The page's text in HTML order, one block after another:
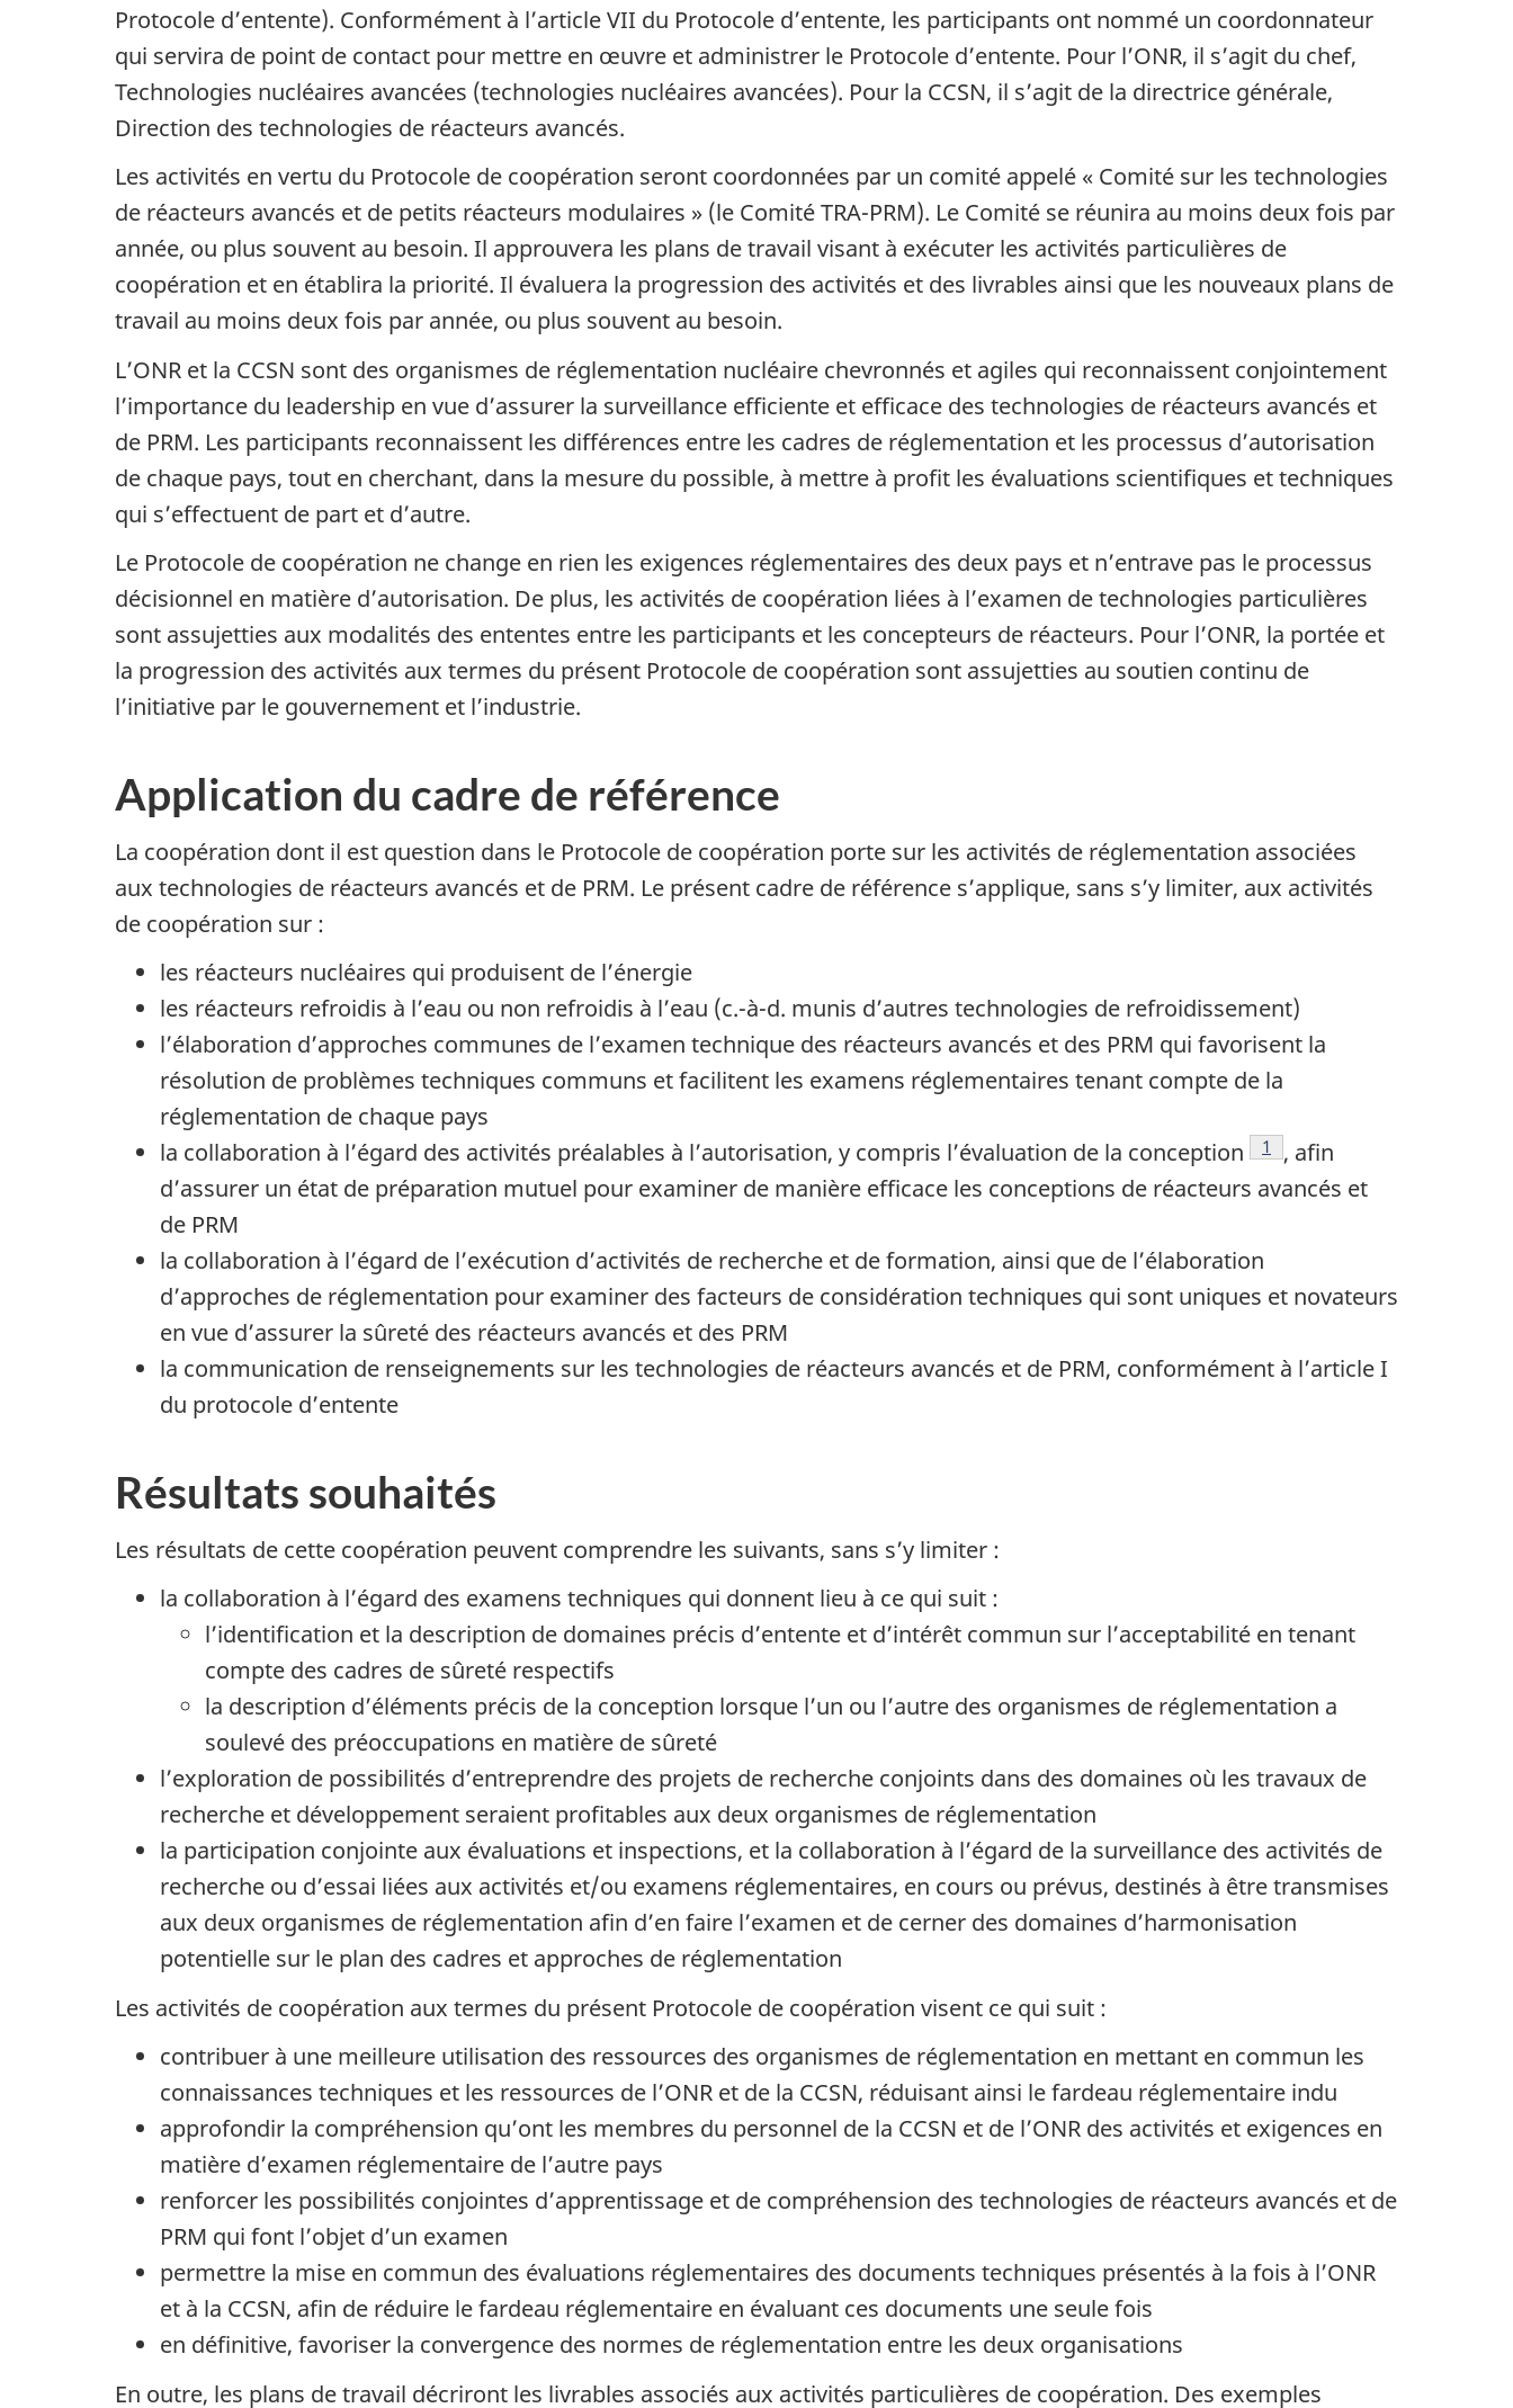
Protocole d’entente). Conformément à l’article VII du Protocole d’entente, les participants ont nommé un coordonnateur
qui servira de point de contact pour mettre en œuvre et administrer le Protocole d’entente. Pour l’ONR, il s’agit du chef,
Technologies nucléaires avancées (technologies nucléaires avancées). Pour la CCSN, il s’agit de la directrice générale,
Direction des technologies de réacteurs avancés.
Les activités en vertu du Protocole de coopération seront coordonnées par un comité appelé « Comité sur les technologies
de réacteurs avancés et de petits réacteurs modulaires » (le Comité TRA-PRM). Le Comité se réunira au moins deux fois par
année, ou plus souvent au besoin. Il approuvera les plans de travail visant à exécuter les activités particulières de
coopération et en établira la priorité. Il évaluera la progression des activités et des livrables ainsi que les nouveaux plans de
travail au moins deux fois par année, ou plus souvent au besoin.
L’ONR et la CCSN sont des organismes de réglementation nucléaire chevronnés et agiles qui reconnaissent conjointement
l’importance du leadership en vue d’assurer la surveillance efficiente et efficace des technologies de réacteurs avancés et
de PRM. Les participants reconnaissent les différences entre les cadres de réglementation et les processus d’autorisation
de chaque pays, tout en cherchant, dans la mesure du possible, à mettre à profit les évaluations scientifiques et techniques
qui s’effectuent de part et d’autre.
Le Protocole de coopération ne change en rien les exigences réglementaires des deux pays et n’entrave pas le processus
décisionnel en matière d’autorisation. De plus, les activités de coopération liées à l’examen de technologies particulières
sont assujetties aux modalités des ententes entre les participants et les concepteurs de réacteurs. Pour l’ONR, la portée et
la progression des activités aux termes du présent Protocole de coopération sont assujetties au soutien continu de
l’initiative par le gouvernement et l’industrie.
Application du cadre de référence
La coopération dont il est question dans le Protocole de coopération porte sur les activités de réglementation associées
aux technologies de réacteurs avancés et de PRM. Le présent cadre de référence s’applique, sans s’y limiter, aux activités
de coopération sur :
les réacteurs nucléaires qui produisent de l’énergie
les réacteurs refroidis à l’eau ou non refroidis à l’eau (c.-à-d. munis d’autres technologies de refroidissement)
l’élaboration d’approches communes de l’examen technique des réacteurs avancés et des PRM qui favorisent la
résolution de problèmes techniques communs et facilitent les examens réglementaires tenant compte de la
réglementation de chaque pays
la collaboration à l’égard des activités préalables à l’autorisation, y compris l’évaluation de la conception
Note de bas de page
1
, afin
d’assurer un état de préparation mutuel pour examiner de manière efficace les conceptions de réacteurs avancés et
de PRM
la collaboration à l’égard de l’exécution d’activités de recherche et de formation, ainsi que de l’élaboration
d’approches de réglementation pour examiner des facteurs de considération techniques qui sont uniques et novateurs
en vue d’assurer la sûreté des réacteurs avancés et des PRM
la communication de renseignements sur les technologies de réacteurs avancés et de PRM, conformément à l’article I
du protocole d’entente
Résultats souhaités
Les résultats de cette coopération peuvent comprendre les suivants, sans s’y limiter :
la collaboration à l’égard des examens techniques qui donnent lieu à ce qui suit :
l’identification et la description de domaines précis d’entente et d’intérêt commun sur l’acceptabilité en tenant
compte des cadres de sûreté respectifs
la description d’éléments précis de la conception lorsque l’un ou l’autre des organismes de réglementation a
soulevé des préoccupations en matière de sûreté
l’exploration de possibilités d’entreprendre des projets de recherche conjoints dans des domaines où les travaux de
recherche et développement seraient profitables aux deux organismes de réglementation
la participation conjointe aux évaluations et inspections, et la collaboration à l’égard de la surveillance des activités de
recherche ou d’essai liées aux activités et/ou examens réglementaires, en cours ou prévus, destinés à être transmises
aux deux organismes de réglementation afin d’en faire l’examen et de cerner des domaines d’harmonisation
potentielle sur le plan des cadres et approches de réglementation
Les activités de coopération aux termes du présent Protocole de coopération visent ce qui suit :
contribuer à une meilleure utilisation des ressources des organismes de réglementation en mettant en commun les
connaissances techniques et les ressources de l’ONR et de la CCSN, réduisant ainsi le fardeau réglementaire indu
approfondir la compréhension qu’ont les membres du personnel de la CCSN et de l’ONR des activités et exigences en
matière d’examen réglementaire de l’autre pays
renforcer les possibilités conjointes d’apprentissage et de compréhension des technologies de réacteurs avancés et de
PRM qui font l’objet d’un examen
permettre la mise en commun des évaluations réglementaires des documents techniques présentés à la fois à l’ONR
et à la CCSN, afin de réduire le fardeau réglementaire en évaluant ces documents une seule fois
en définitive, favoriser la convergence des normes de réglementation entre les deux organisations
En outre, les plans de travail décriront les livrables associés aux activités particulières de coopération. Des exemples